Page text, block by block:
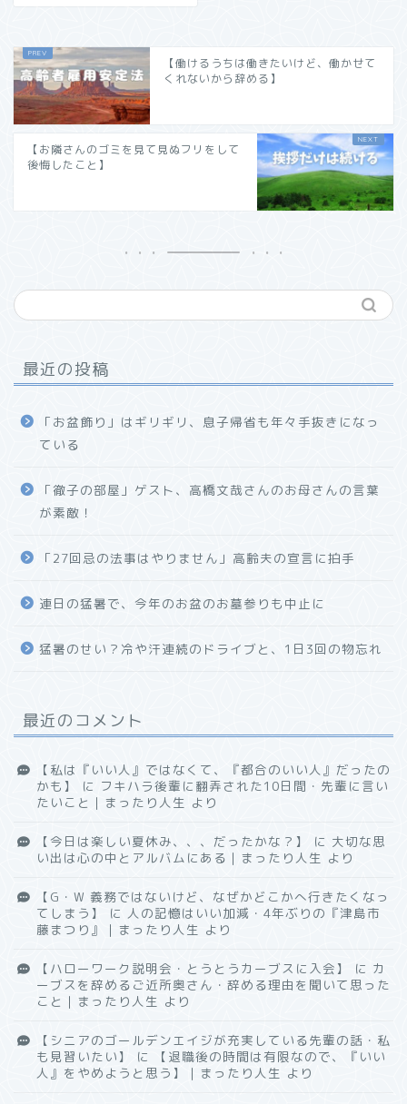
【働けるうちは働きたいけど、働かせて
くれないから辞める】
【お隣さんのゴミを見て見ぬフリをして
後悔したこと】
最近の投稿
「お盆飾り」はギリギリ、息子帰省も年々手抜きになっ
ている
「徹子の部屋」ゲスト、高橋文哉さんのお母さんの言葉
が素敵！
「27回忌の法事はやりません」高齢夫の宣言に拍手
連日の猛暑で、今年のお盆のお墓参りも中止に
猛暑のせい？冷や汗連続のドライブと、1日3回の物忘れ
最近のコメント
【私は『いい人』ではなくて、『都合のいい人』だったの
かも】
に フキハラ後輩に翻弄された10日間・先輩に言い
たいこと｜まったり人生 より
【今日は楽しい夏休み、、、だったかな？】 に 大切な思
い出は心の中とアルバムにある｜まったり人生 より
【G・W 義務ではないけど、なぜかどこかへ行きたくなっ
てしまう】
に 人の記憶はいい加減・4年ぶりの『津島市
藤まつり』｜まったり人生 より
【ハローワーク説明会・とうとうカーブスに入会】 に カ
ーブスを辞めるご近所奥さん・辞める理由を聞いて思った
こと｜まったり人生 より
【シニアのゴールデンエイジが充実している先輩の話・私
も見習いたい】
に
【退職後の時間は有限なので、『いい
人』をやめようと思う】｜まったり人生 より